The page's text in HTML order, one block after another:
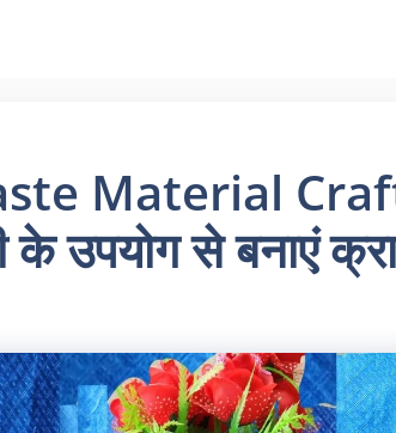
Material
के उपयोग से बनाएं